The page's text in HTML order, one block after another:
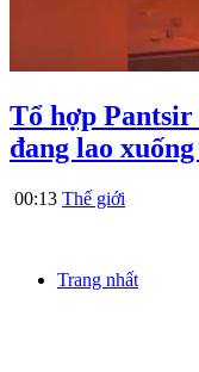
Tổ hợp
đang lao
00:13 Thế giới
Trang nhất